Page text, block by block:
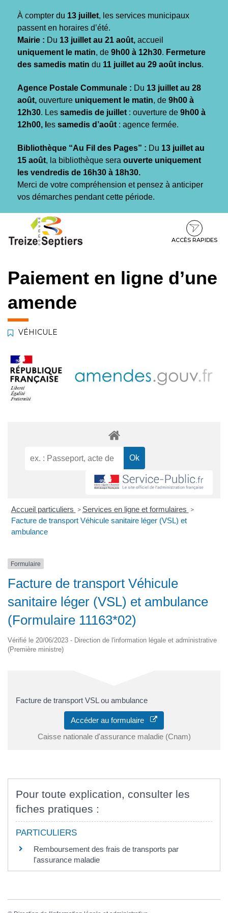
À compter du 13 juillet, les services municipaux
passent en horaires d’été.
Mairie : Du 13 juillet au 21 août, accueil
uniquement le matin, de 9h00 à 12h30. Fermeture
des samedis matin du 11 juillet au 29 août inclus.
Agence Postale Communale : Du 13 juillet au 28
août, ouverture uniquement le matin, de 9h00 à
12h30. Les samedis de juillet : ouverture de 9h00 à
12h00, l es samedis d’août : agence fermée.
Bibliothèque “Au Fil des Pages” : Du 13 juillet au
15 août, la bibliothèque sera ouverte uniquement
les vendredis de 16h30 à 18h30.
Merci de votre compréhension et pensez à anticiper
vos démarches pendant cette période.
contenu
pied
ACCÈS RAPIDES
Paiement en ligne d’une
amende
VÉHICULE
Accueil particuliers > Services en ligne et formulaires >
Facture de transport Véhicule sanitaire léger (VSL) et
ambulance
Formulaire
Facture de transport Véhicule
sanitaire léger (VSL) et ambulance
(Formulaire 11163*02)
Vérifié le 20/06/2023 - Direction de l'information légale et administrative
(Première ministre)
Facture de transport VSL ou ambulance
Accéder au formulaire
Caisse nationale d'assurance maladie (Cnam)
Pour toute explication, consulter les
fiches pratiques :
PARTICULIERS
Remboursement des frais de transports par
l'assurance maladie